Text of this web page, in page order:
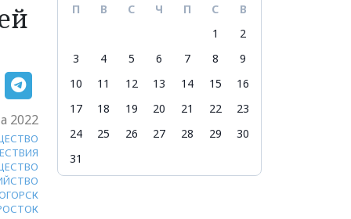
2022
П В С Ч П С
В
1
2
3
4 5 6 7 8
9
10
11 12 13 14 15
16
17
18 19 20 21 22
23
24
25 26 27 28 29
30
31